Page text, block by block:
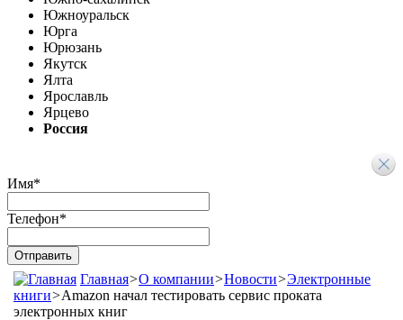
Южноуральск
Юрга
Юрюзань
Якутск
Ялта
Ярославль
Ярцево
Россия
Имя*
Телефон*
Главная>О компании>Новости>Электронные
книги>Amazon начал тестировать сервис проката
электронных книг